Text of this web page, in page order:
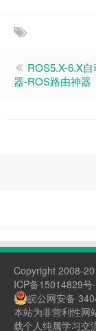
ROS5.X-6.X
器-ROS路由神器
Copyright 2008-
ICP备15014829号
皖公网安备
本站为非营利性网
载个人纯属学习交